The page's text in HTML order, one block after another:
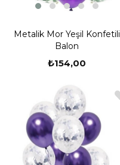
Metalik Mor Yeşil Konfetili
Balon
₺154,00